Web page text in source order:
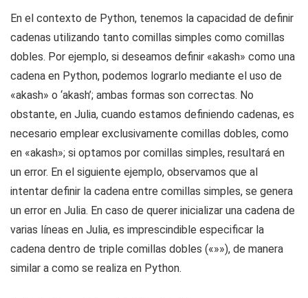
En el contexto de Python, tenemos la capacidad de definir
cadenas utilizando tanto comillas simples como comillas
dobles. Por ejemplo, si deseamos definir «akash» como una
cadena en Python, podemos lograrlo mediante el uso de
«akash» o ‘akash’; ambas formas son correctas. No
obstante, en Julia, cuando estamos definiendo cadenas, es
necesario emplear exclusivamente comillas dobles, como
en «akash»; si optamos por comillas simples, resultará en
un error. En el siguiente ejemplo, observamos que al
intentar definir la cadena entre comillas simples, se genera
un error en Julia. En caso de querer inicializar una cadena de
varias líneas en Julia, es imprescindible especificar la
cadena dentro de triple comillas dobles («»»), de manera
similar a como se realiza en Python.